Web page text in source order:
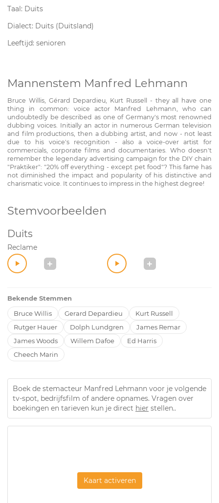
Taal: Duits
Dialect: Duits (Duitsland)
Leeftijd: senioren
Mannenstem Manfred Lehmann
Bruce Willis, Gérard Depardieu, Kurt Russell - they all have one
thing in common: voice actor Manfred Lehmann, who can
undoubtedly be described as one of Germany's most renowned
dubbing voices. Initially an actor in numerous German television
and film productions, then a dubbing artist, and now - not least
due to his voice's recognition - also a voice-over artist for
commercials, corporate films and documentaries. Who doesn't
remember the legendary advertising campaign for the DIY chain
"Praktiker": "20% off everything - except pet food"? This fame has
not diminished the impact and popularity of his distinctive and
charismatic voice. It continues to impress in the highest degree!
Stemvoorbeelden
Duits
Reclame
Bekende Stemmen
Bruce Willis
Gerard Depardieu
Kurt Russell
Rutger Hauer
Dolph Lundgren
James Remar
James Woods
Willem Dafoe
Ed Harris
Cheech Marin
Boek de stemacteur Manfred Lehmann voor je volgende
tv-spot, bedrijfsfilm of andere opnames. Vragen over
boekingen en tarieven kun je direct hier stellen..
Kaart activeren